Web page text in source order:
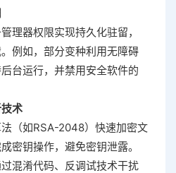
理器权限实现持久化驻留，
例如，部分变种利用无障碍
台运行，并禁用安全软件的
术
（如RSA-2048）快速加密文
密钥操作，避免密钥泄露。
混淆代码、反调试技术干扰